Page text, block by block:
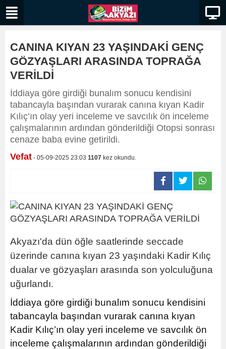
CANINA KIYAN 23 YAŞINDAKİ GENÇ
GÖZYAŞLARI ARASINDA TOPRAĞA
VERİLDİ
İddiaya göre girdiği bunalım sonucu kendisini
tabancayla başından vurarak canına kıyan Kadir
Kılıç’ın olay yeri inceleme ve savcılık ön inceleme
çalışmalarının ardından gönderildiği Otopsi sonrası
cenaze baba evine getirildi.
Vefat - 05-09-2025 23:03 1107 kez okundu.
Akyazı'da dün öğle saatlerinde seccade
üzerinde canına kıyan 23 yaşındaki Kadir Kılıç
dualar ve gözyaşları arasında son yolculuğuna
uğurlandı.
İddiaya göre girdiği bunalım sonucu kendisini
tabancayla başından vurarak canına kıyan
Kadir Kılıç’ın olay yeri inceleme ve savcılık ön
inceleme çalışmalarının ardından gönderildiği